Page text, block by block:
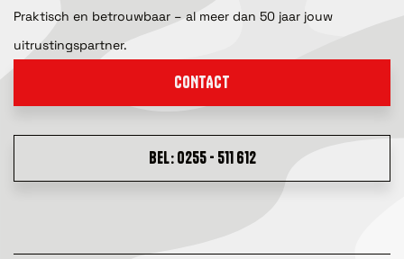
Praktisch en betrouwbaar – al meer dan 50 jaar jouw
uitrustingspartner.
CONTACT
BEL: 0255 - 511 612